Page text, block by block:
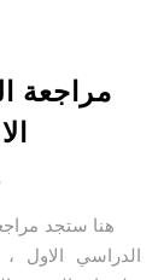
مراجعة
هنا ستجد
الدراسي الاول